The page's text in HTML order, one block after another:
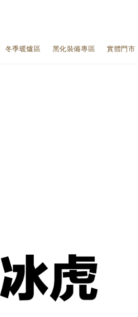
冬季暖爐區 黑化裝備專區 實體門市